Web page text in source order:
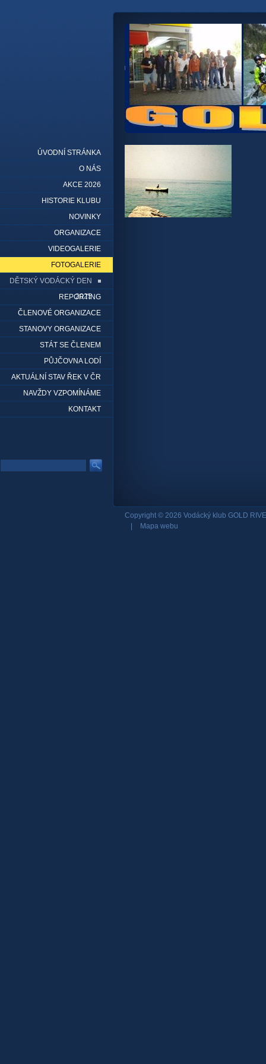
ÚVODNÍ STRÁNKA
O NÁS
AKCE 2026
HISTORIE KLUBU
NOVINKY
ORGANIZACE
VIDEOGALERIE
FOTOGALERIE
DĚTSKÝ VODÁCKÝ DEN
2025
REPORTING
ČLENOVÉ ORGANIZACE
STANOVY ORGANIZACE
STÁT SE ČLENEM
PŮJČOVNA LODÍ
AKTUÁLNÍ STAV ŘEK V ČR
NAVŽDY VZPOMÍNÁME
KONTAKT
Copyright © 2026 Vodácký klub GOLD
Mapa webu